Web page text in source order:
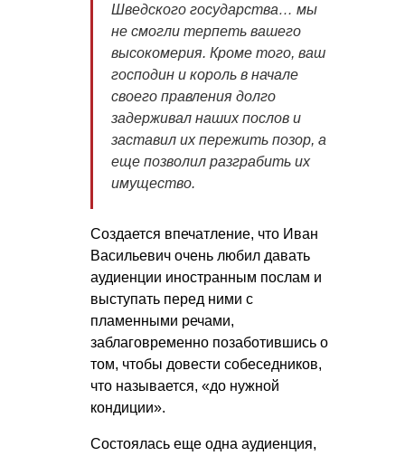
Шведского государства… мы
не смогли терпеть вашего
высокомерия. Кроме того, ваш
господин и король в начале
своего правления долго
задерживал наших послов и
заставил их пережить позор, а
еще позволил разграбить их
имущество.
Создается впечатление, что Иван
Васильевич очень любил давать
аудиенции иностранным послам и
выступать перед ними с
пламенными речами,
заблаговременно позаботившись о
том, чтобы довести собеседников,
что называется, «до нужной
кондиции».
Состоялась еще одна аудиенция,